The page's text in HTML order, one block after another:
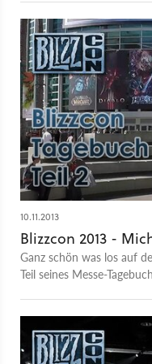
10.11.2013
Blizzcon 2013 -
Ganz schön was los auf
Teil seines Messe-